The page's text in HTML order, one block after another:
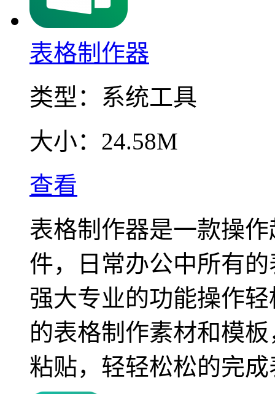
表格制作器
类型： 系统工具
大小： 24.58M
查看
表格制作器是一款操
件，日常办公中所有
强大专业的功能操作
的表格制作素材和模
粘贴，轻轻松松的完